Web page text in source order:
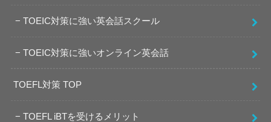
TOEIC対策に強い英会話スクール
TOEIC対策に強いオンライン英会話
TOEFL対策 TOP
TOEFL iBTを受けるメリット